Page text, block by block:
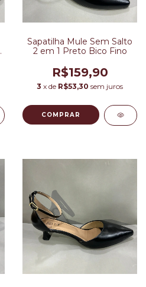
Sapatilha Mule Sem Salto
2 em 1 Preto Bico Fino
R$159,90
3 x de R$53,30 sem juros
COMPRAR